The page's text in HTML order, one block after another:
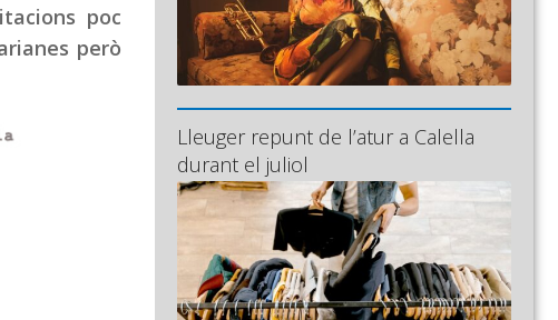
poc
però
Lleuger repunt de l’atur a Calella
durant el juliol